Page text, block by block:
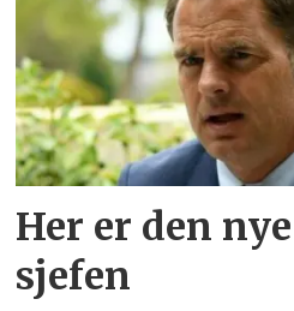
Her er den
sjefen